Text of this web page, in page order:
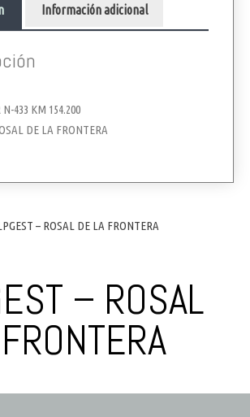
– ROSAL DE LA FRONTERA
– ROSAL
Información adicional
433 KM 154.200
DE LA FRONTERA